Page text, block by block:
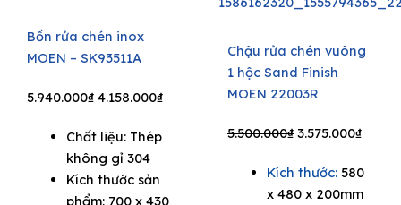
Bồn rửa chén inox
MOEN – SK93511A
5.940.000₫ Original
was:
5.940.000₫.
4.158.000₫Current
Chất liệu: Thép
không gỉ 304
Kích thước sản
phẩm: 700 x 430
Chậu rửa chén vuông
1 hộc Sand Finish
MOEN 22003R
5.500.000₫ Original
was:
5.500.000₫.
3.575.000₫
is:
Kích thước:580
x 480 x 200mm